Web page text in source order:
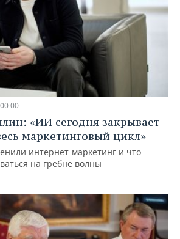
«ИИ сегодня закрывает
маркетинговый цикл»
интернет-маркетинг и что
на гребне волны